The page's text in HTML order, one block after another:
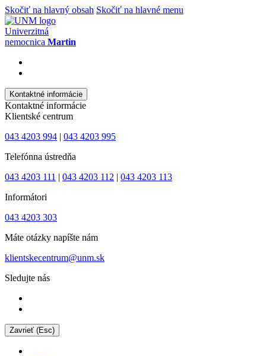
Skočiť na hlavný obsah Skočiť na hlavné menu
Univerzitná
nemocnica Martin
Kontaktné informácie
Kontaktné informácie
Klientské centrum
043 4203 994 | 043 4203 995
Telefónna ústredňa
043 4203 111 | 043 4203 112 | 043 4203 113
Informátori
043 4203 303
Máte otázky napíšte nám
klientskecentrum@unm.sk
Sledujte nás
Zavrieť (Esc)